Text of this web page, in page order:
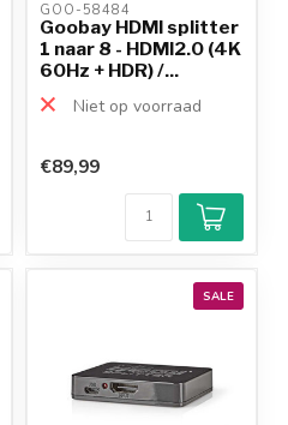
GOO-58484
Goobay HDMI splitter
1 naar 8 - HDMI2.0 (4K
60Hz + HDR) /...
Niet op voorraad
Klantenbeoordeling
9,2/10
Achteraf
betalen mogelijk
productkennis
€89,99
SALE